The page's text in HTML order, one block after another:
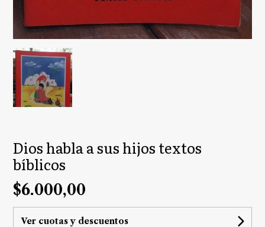
Dios habla a sus hijos textos
bíblicos
$6.000,00
Ver cuotas y descuentos